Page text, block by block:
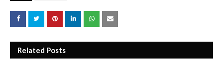
Related Posts